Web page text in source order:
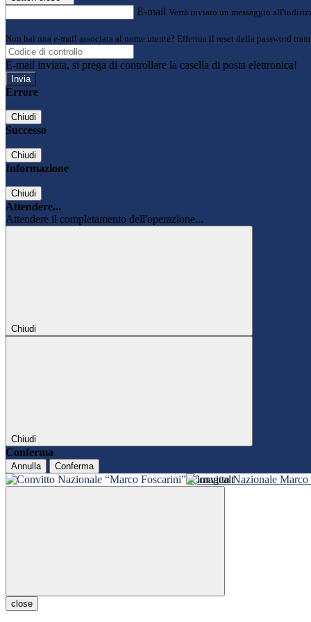
E-mail Verrà inviato un messaggio
Non hai una e-mail associata al nome utente? Effettua il reset della password
E-mail inviata, si prega di controllare la casella di posta elettronica!
Errore
Chiudi
Successo
Chiudi
Informazione
Chiudi
Attendere...
Attendere il completamento dell'operazione...
Chiudi
Chiudi
Conferma
Annulla Conferma
Convitto Nazionale Marco
close